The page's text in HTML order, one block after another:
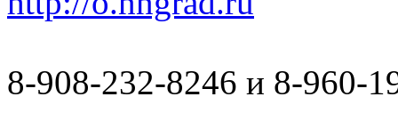
8-908-232-8246 и 8-960-